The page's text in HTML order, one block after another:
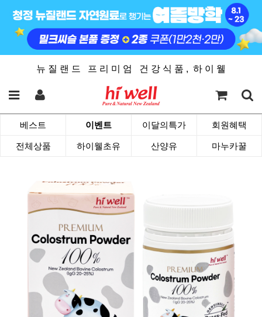
뉴 질 랜 드 프 리 미 엄 건 강 식 품 , 하 이 웰
베스트 이벤트 이달의특가 회원혜택
전체상품 하이웰초유 산양유 마누카꿀